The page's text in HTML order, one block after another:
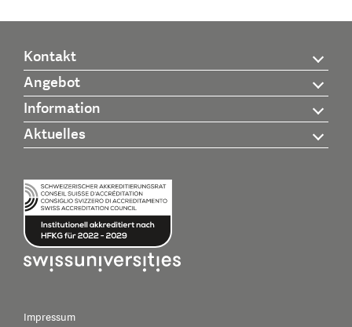
Kontakt
Angebot
Information
Aktuelles
Impressum